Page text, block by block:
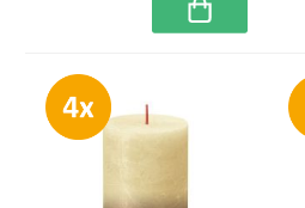
In winkelwagen